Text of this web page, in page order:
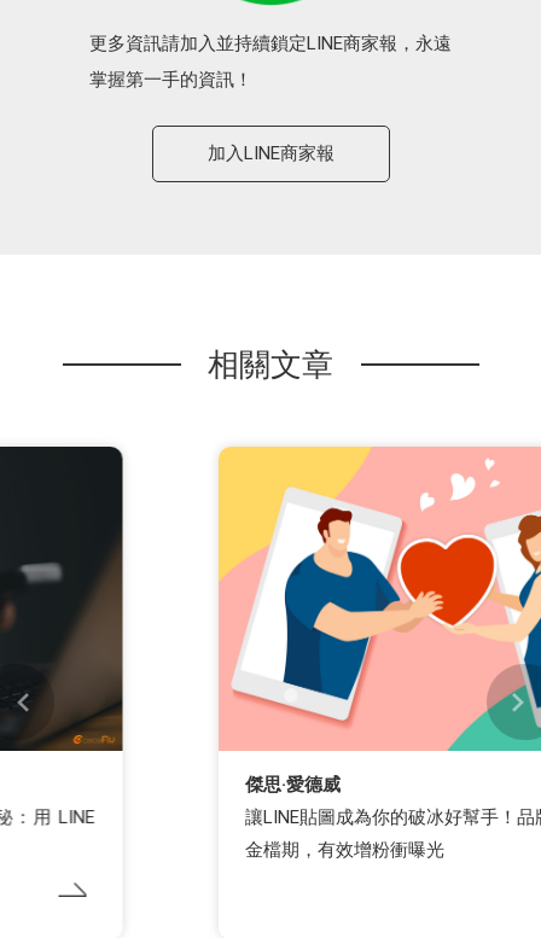
更多資訊請加入並持續鎖定LINE商家報，永遠
掌握第一手的資訊！
加入LINE商家報
相關文章
讓LINE貼圖成為你的破冰好幫手！品牌把握節慶黃
金檔期，有效增粉衝曝光